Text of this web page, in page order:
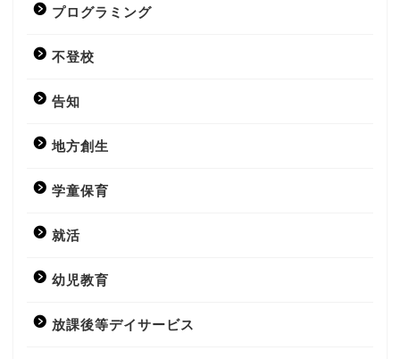
プログラミング
不登校
告知
地方創生
学童保育
就活
幼児教育
放課後等デイサービス